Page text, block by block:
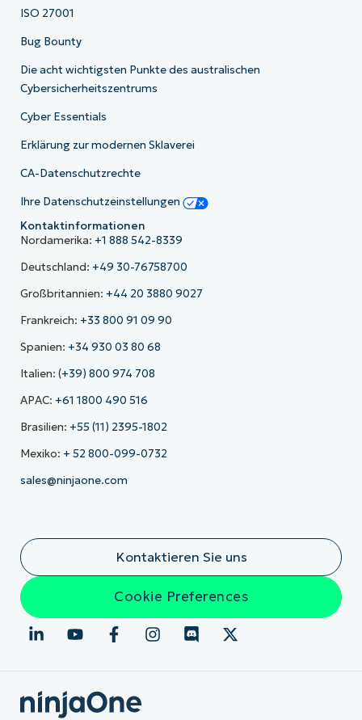
ISO 27001
Bug Bounty
Die acht wichtigsten Punkte des australischen
Cybersicherheitszentrums
Cyber Essentials
Erklärung zur modernen Sklaverei
CA-Datenschutzrechte
Ihre Datenschutzeinstellungen
Kontaktinformationen
Nordamerika: +1 888 542-8339
Deutschland: +49 30-76758700
Großbritannien: +44 20 3880 9027
Frankreich: +33 800 91 09 90
Spanien: +34 930 03 80 68
Italien: (+39) 800 974 708
APAC: +61 1800 490 516
Brasilien: +55 (11) 2395-1802
Mexiko: + 52 800-099-0732
sales@ninjaone.com
Kontaktieren Sie uns
Cookie Preferences